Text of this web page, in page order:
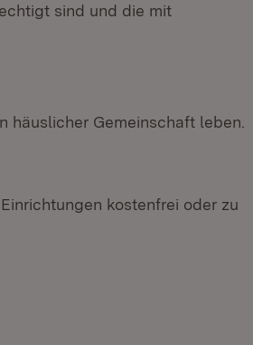
sind und die mit
Gemeinschaft leben.
kostenfrei oder zu